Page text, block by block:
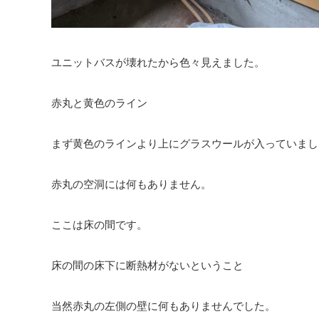
ユニットバスが壊れたから色々見えました。
赤丸と黄色のライン
まず黄色のラインより上にグラスウールが入っていま
赤丸の空洞には何もありません。
ここは床の間です。
床の間の床下に断熱材がないということ
当然赤丸の左側の壁に何もありませんでした。